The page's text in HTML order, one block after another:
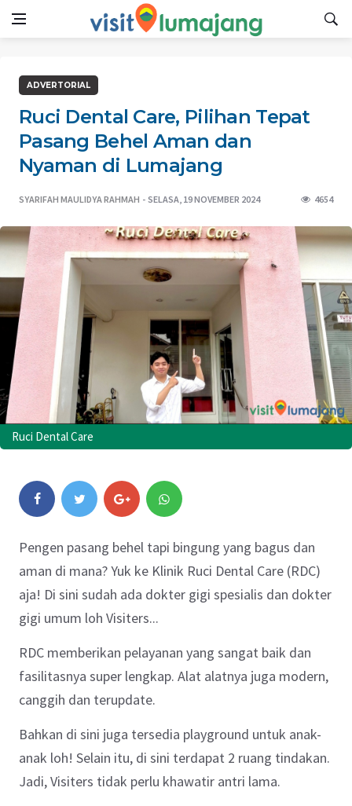
ADVERTORIAL
Ruci Dental Care, Pilihan Tepat
Pasang Behel Aman dan
Nyaman di Lumajang
SYARIFAH MAULIDYA RAHMAH SELASA, 19 NOVEMBER 2024 4654
Ruci Dental Care
Pengen pasang behel tapi bingung yang bagus dan
aman di mana? Yuk ke Klinik Ruci Dental Care (RDC)
aja! Di sini sudah ada dokter gigi spesialis dan dokter
gigi umum loh Visiters...
RDC memberikan pelayanan yang sangat baik dan
fasilitasnya super lengkap. Alat alatnya juga modern,
canggih dan terupdate.
Bahkan di sini juga tersedia playground untuk anak-
anak loh! Selain itu, di sini terdapat 2 ruang tindakan.
Jadi, Visiters tidak perlu khawatir antri lama.